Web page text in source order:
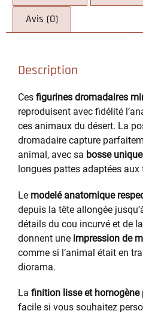
Avis (0)
Description
Ces figurines dromadaires
reproduisent avec fidélité
ces animaux du désert. La
dromadaire capture
animal, avec sa bosse
longues pattes adaptées
Le modelé anatomique
depuis la tête allongée
détails du cou incurvé et de
donnent une impression de
comme si l’animal était en
diorama.
La finition lisse et homogène
facile si vous souhaitez